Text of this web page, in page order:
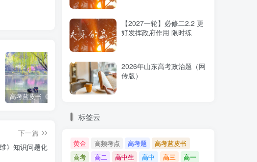
可及，
：①围绕主
等角度作
高考蓝皮书《高考研究报告（2025）》出版发行 12种选科组合优劣势
下一篇
》知识问题化
【2027一轮】必修二2.2 更
好发挥政府作用 限时练
2026年山东高考政治题（网
传版）
标签云
黄金 高频考点 高考题
高考蓝皮书
高考
高二 高中生 高中 高三
高一